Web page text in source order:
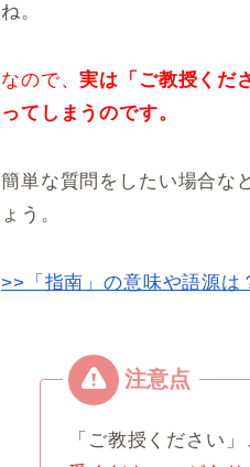
ね。
なので、実は「ご教授くだ
ってしまうのです。
簡単な質問をしたい場合な
ょう。
>>「指南」の意味や語源
「ご教授ください